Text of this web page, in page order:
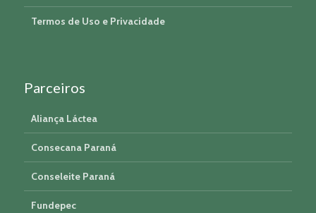
Termos de Uso e Privacidade
Parceiros
Aliança Láctea
Consecana Paraná
Conseleite Paraná
Fundepec